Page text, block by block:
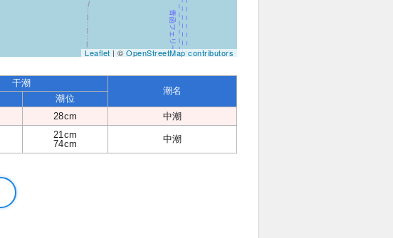
Leaflet| ©OpenStreetMap contributors
干潮
潮名
潮位
28cm 中潮
21cm
74cm
中潮